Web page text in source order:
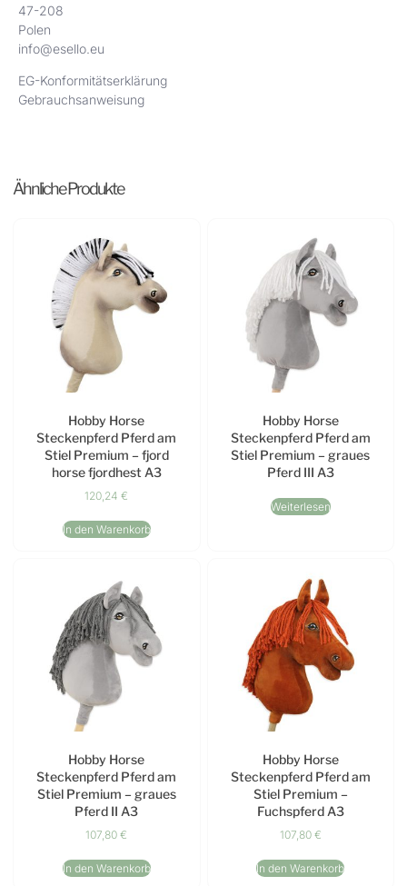
47-208
Polen
info@esello.eu
EG-Konformitätserklärung
Gebrauchsanweisung
Ähnliche Produkte
Hobby Horse
Steckenpferd Pferd am
Stiel Premium – fjord
horse fjordhest A3
120,24€
In den Warenkorb
Hobby Horse
Steckenpferd Pferd am
Stiel Premium – graues
Pferd III A3
Weiterlesen
Hobby Horse
Steckenpferd Pferd am
Stiel Premium – graues
Pferd II A3
107,80€
In den Warenkorb
Hobby Horse
Steckenpferd Pferd am
Stiel Premium –
Fuchspferd A3
107,80 €
In den Warenkorb